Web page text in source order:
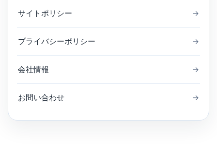
サイトポリシー →
プライバシーポリシー →
会社情報 →
お問い合わせ →